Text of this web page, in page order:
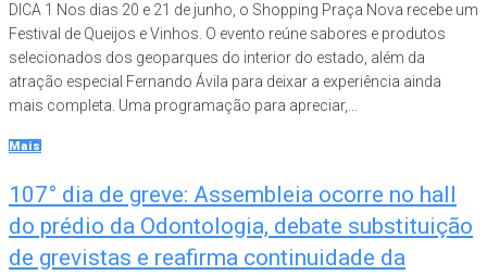
DICA 1 Nos dias 20 e 21 de junho, o Shopping Praça Nova recebe um
Festival de Queijos e Vinhos. O evento reúne sabores e produtos
selecionados dos geoparques do interior do estado, além da
atração especial Fernando Ávila para deixar a experiência ainda
mais completa. Uma programação para apreciar,...
Mais
107° dia de greve: Assembleia ocorre no hall
do prédio da Odontologia, debate substituição
de grevistas e reafirma continuidade da